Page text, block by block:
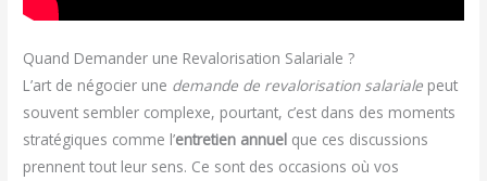
Quand Demander une Revalorisation Salariale ?
L’art de négocier une demande de revalorisation salariale peut
souvent sembler complexe, pourtant, c’est dans des moments
stratégiques comme l’entretien annuel que ces discussions
prennent tout leur sens. Ce sont des occasions où vos